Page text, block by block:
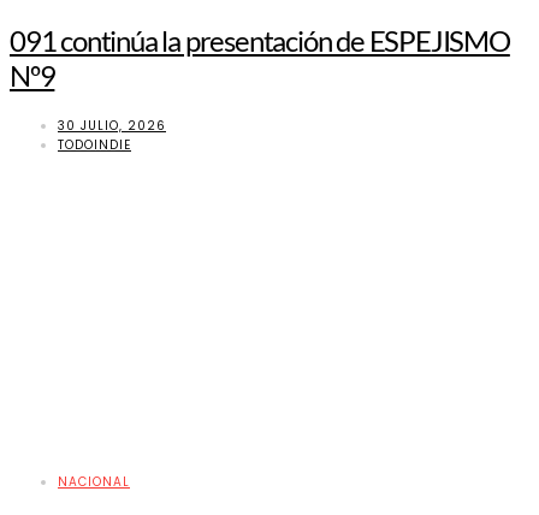
091 continúa la presentación de ESPEJISMO
Nº9
30 JULIO, 2026
TODOINDIE
NACIONAL